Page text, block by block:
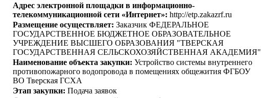
Адрес электронной площадки в информационно-
телекоммуникационной сети «Интернет»: http://etp.zakazrf.ru
Размещение осуществляет: Заказчик ФЕДЕРАЛЬНОЕ
ГОСУДАРСТВЕННОЕ БЮДЖЕТНОЕ ОБРАЗОВАТЕЛЬНОЕ
УЧРЕЖДЕНИЕ ВЫСШЕГО ОБРАЗОВАНИЯ "ТВЕРСКАЯ
ГОСУДАРСТВЕННАЯ СЕЛЬСКОХОЗЯЙСТВЕННАЯ АКАДЕМИЯ"
Наименование объекта закупки: Устройство системы внутреннего
противопожарного водопровода в помещениях общежития ФГБОУ
ВО Тверская ГСХА
Этап закупки: Подача заявок